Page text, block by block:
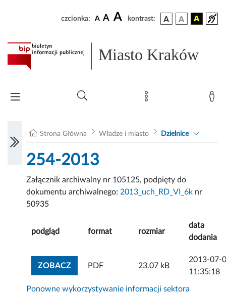
czcionka: A A A kontrast:
Miasto Kraków
Strona Główna Władze i miasto Dzielnice
254-2013
Załącznik archiwalny nr 105125, podpięty do
dokumentu archiwalnego: 2013_uch_RD_VI_6k nr
50935
podgląd format rozmiar
data
dodania
ZOBACZZOBACZ ZAŁĄCZNIK
PDF 23.07 kB
2013-07-
11:35:18
Ponowne wykorzystywanie informacji sektora